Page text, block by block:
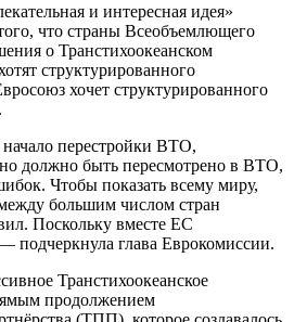
и интересная идея»
что страны Всеобъемлющего
о Транстихоокеанском
структурированного
хочет структурированного
перестройки ВТО,
должно быть пересмотрено в ВТО,
Чтобы показать всему миру,
большим числом стран
Поскольку вместе ЕС
глава Еврокомиссии.
Транстихоокеанское
продолжением